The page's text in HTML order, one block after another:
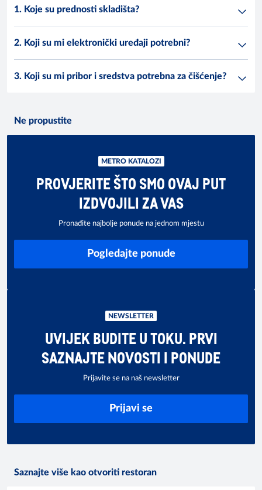
1. Koje su prednosti skladišta?
2. Koji su mi elektronički uređaji potrebni?
3. Koji su mi pribor i sredstva potrebna za čišćenje?
Ne propustite
METRO KATALOZI
PROVJERITE ŠTO SMO OVAJ PUT
IZDVOJILI ZA VAS
Pronađite najbolje ponude na jednom mjestu
Pogledajte ponude
NEWSLETTER
UVIJEK BUDITE U TOKU. PRVI
SAZNAJTE NOVOSTI I PONUDE
Prijavite se na naš newsletter
Prijavi se
Saznajte više kao otvoriti restoran